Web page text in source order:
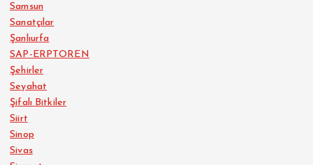
Samsun
Sanatçılar
Şanlıurfa
SAP-ERPTOREN
Şehirler
Seyahat
Şifalı Bitkiler
Siirt
Sinop
Sivas